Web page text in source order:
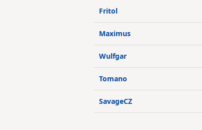
Fritol
Maximus
Wulfgar
Tomano
SavageCZ